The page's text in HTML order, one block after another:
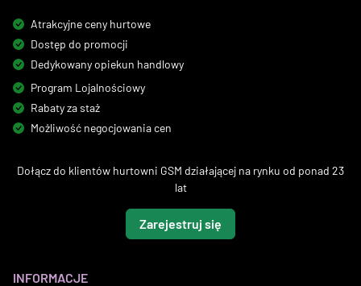
Atrakcyjne ceny hurtowe
Dostęp do promocji
Dedykowany opiekun handlowy
Program Lojalnościowy
Rabaty za staż
Możliwość negocjowania cen
Dołącz do klientów hurtowni GSM działającej na rynku od ponad 23
lat
Zarejestruj się
INFORMACJE